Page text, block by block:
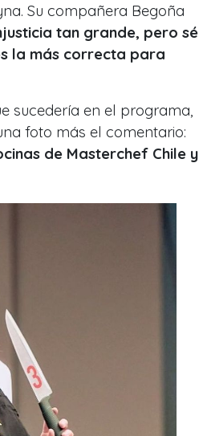
Su compañera Begoña
tan grande, pero sé
la más correcta para
sucedería en el programa,
foto más el comentario:
de Masterchef Chile y